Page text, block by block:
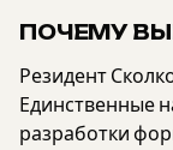
ПОЧЕМУ
Резидент
Единственные
разработки